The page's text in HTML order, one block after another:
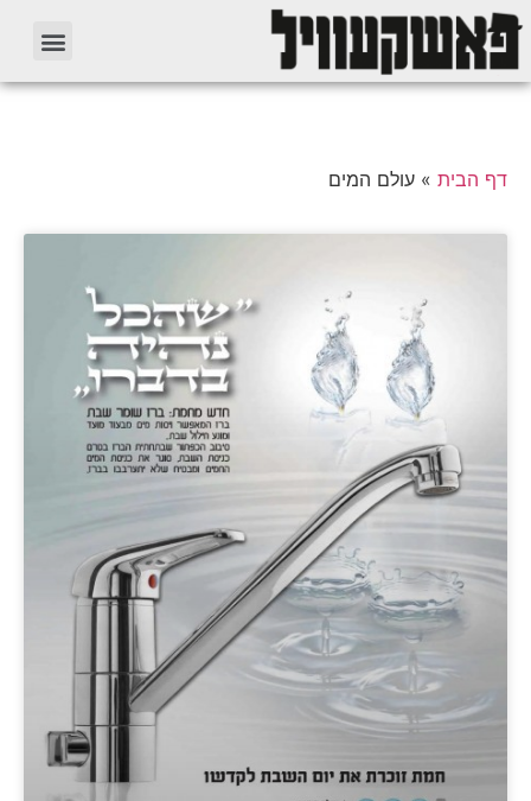
דף הבית » עולם המים